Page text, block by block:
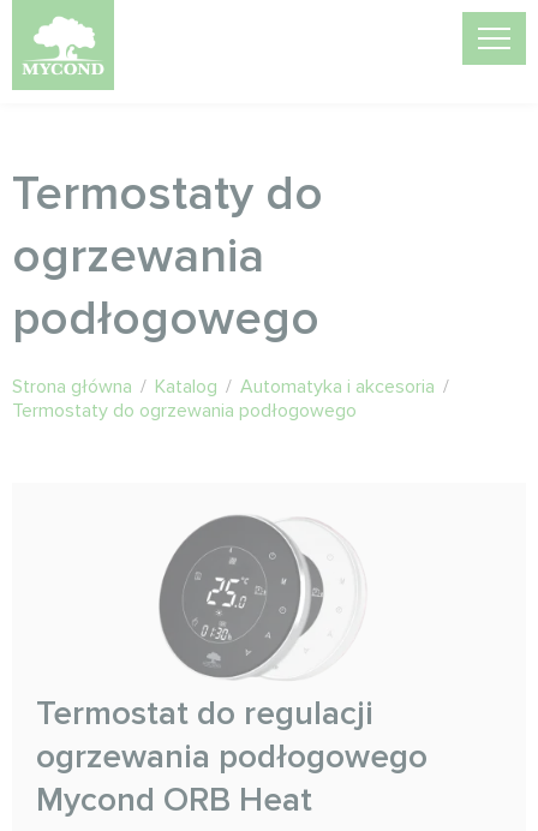
Termostaty do
ogrzewania
podłogowego
Strona główna / Katalog / Automatyka i akcesoria /
Termostaty do ogrzewania podłogowego
Termostat do regulacji
ogrzewania podłogowego
Mycond ORB Heat